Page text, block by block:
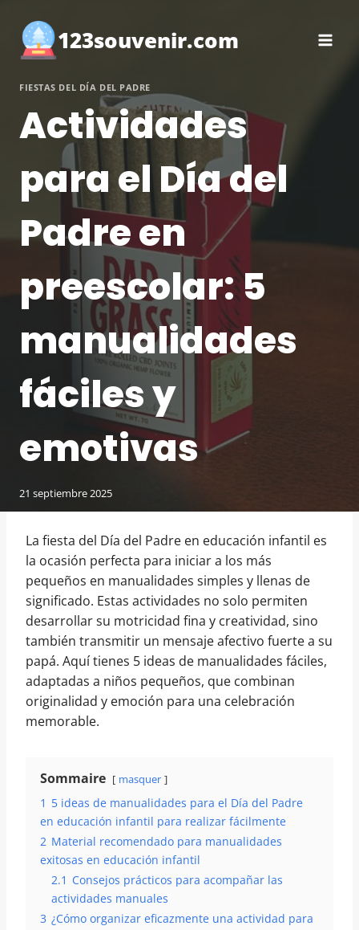
contenido 123souvenir.com
FIESTAS DEL DÍA DEL PADRE
Actividades
para el Día del
Padre en
preescolar: 5
manualidades
fáciles y
emotivas
21 septiembre 2025
La fiesta del Día del Padre en educación infantil es
la ocasión perfecta para iniciar a los más
pequeños en manualidades simples y llenas de
significado. Estas actividades no solo permiten
desarrollar su motricidad fina y creatividad, sino
también transmitir un mensaje afectivo fuerte a su
papá. Aquí tienes 5 ideas de manualidades fáciles,
adaptadas a niños pequeños, que combinan
originalidad y emoción para una celebración
memorable.
Sommaire masquer
1 5 ideas de manualidades para el Día del Padre
en educación infantil para realizar fácilmente
2 Material recomendado para manualidades
exitosas en educación infantil
2.1 Consejos prácticos para acompañar las
actividades manuales
3 ¿Cómo organizar eficazmente una actividad para